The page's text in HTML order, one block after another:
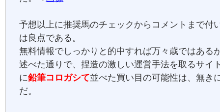
予想以上に推奨馬のチェックからコメントまで付
は良点である。
無料情報でしっかりと的中すれば万々歳ではある
述べた通りで、捏造の激しい運営手法を取るサイ
に鉛筆コロガシて並べた買い目の可能性は、無き
だ。